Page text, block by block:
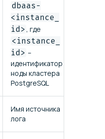
dbaas-
<instance_
id> , где
<instance_
id> –
идентификатор
ноды кластера
PostgreSQL
Имя источника
лога